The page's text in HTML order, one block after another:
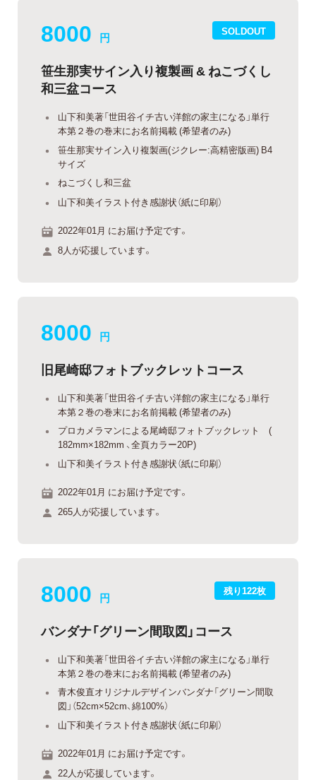
SOLDOUT
8000 円
笹生那実サイン入り複製画 & ねこづくし
和三盆コース
山下和美著「世田谷イチ古い洋館の家主になる」単行
本第２巻の巻末にお名前掲載 (希望者のみ)
笹生那実サイン入り複製画(ジクレー:高精密版画) B4
サイズ
ねこづくし和三盆
山下和美イラスト付き感謝状（紙に印刷）
2022年01月 にお届け予定です。
8人が応援しています。
8000 円
旧尾崎邸フォトブックレットコース
山下和美著「世田谷イチ古い洋館の家主になる」単行
本第２巻の巻末にお名前掲載 (希望者のみ)
プロカメラマンによる尾崎邸フォトブックレット (
182mm×182mm 、全頁カラー20P)
山下和美イラスト付き感謝状（紙に印刷）
2022年01月 にお届け予定です。
265人が応援しています。
残り122枚
8000 円
バンダナ「グリーン間取図」コース
山下和美著「世田谷イチ古い洋館の家主になる」単行
本第２巻の巻末にお名前掲載 (希望者のみ)
青木俊直オリジナルデザインバンダナ「グリーン間取
図」（52cm×52cm、綿100%）
山下和美イラスト付き感謝状（紙に印刷）
2022年01月 にお届け予定です。
22人が応援しています。